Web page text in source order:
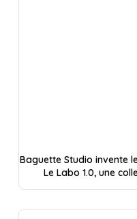
Baguette Studio invente
Le Labo 1.0, une